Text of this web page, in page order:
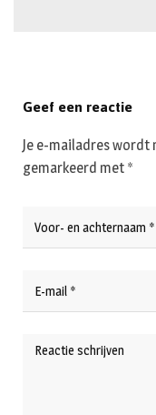
Geef een reactie
Je e-mailadres
gemarkeerd met *